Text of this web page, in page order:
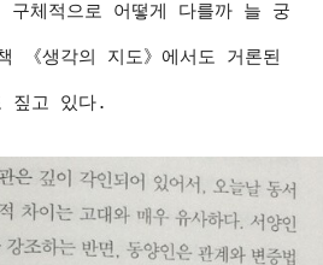
구체적으로 어떻게 다를까 늘 궁
《생각의 지도》에서도 거론된
짚고 있다.